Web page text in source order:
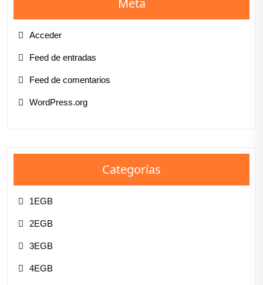
Meta
Acceder
Feed de entradas
Feed de comentarios
WordPress.org
Categorías
1EGB
2EGB
3EGB
4EGB